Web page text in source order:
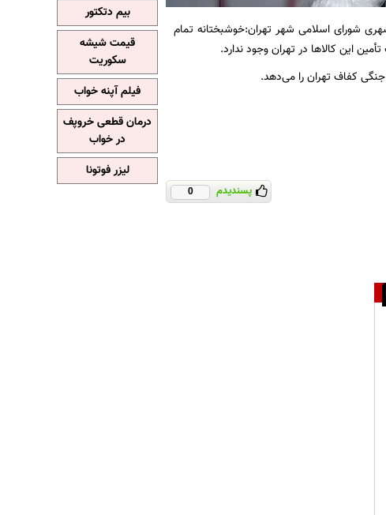
شورای اسلامی شهر تهران:خوشبختانه تمام
این کالاها در تهران وجود ندارد.
جنگی کفاف تهران را می‌دهد.
پسندیدم 0
بیم دتکتور
قیمت شیشه
سکوریت
فیلم آپنه خواب
درمان قطعی خروپف
در خواب
لیزر فوتونا